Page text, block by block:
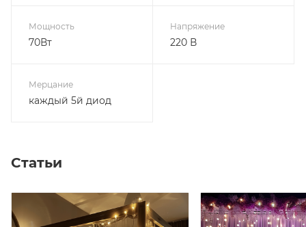
Мощность
70Вт
Напряжение
220 В
Мерцание
каждый 5й диод
Статьи